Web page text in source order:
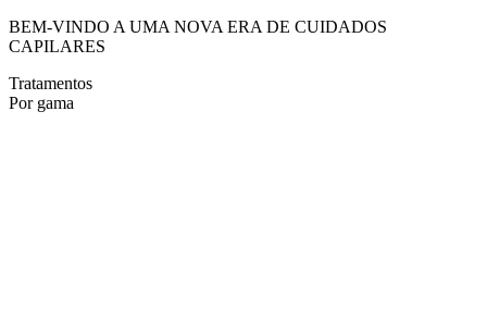
BEM-VINDO A UMA NOVA ERA DE CUIDADOS
CAPILARES
Tratamentos
Por gama